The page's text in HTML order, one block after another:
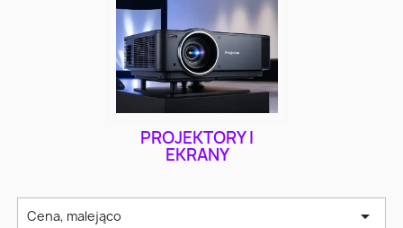
PROJEKTORY I
EKRANY
Cena, malejąco 